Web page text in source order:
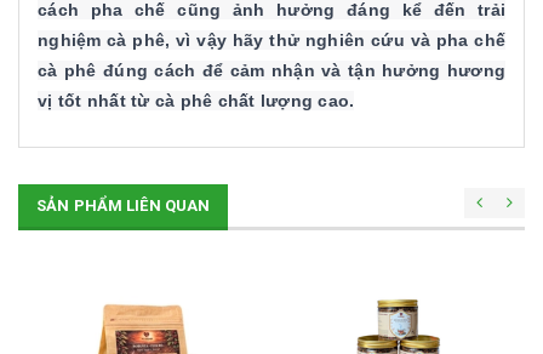
cách pha chế cũng ảnh hưởng đáng kể đến trải
nghiệm cà phê, vì vậy hãy thử nghiên cứu và pha chế
cà phê đúng cách để cảm nhận và tận hưởng hương
vị tốt nhất từ cà phê chất lượng cao.
SẢN PHẨM LIÊN QUAN